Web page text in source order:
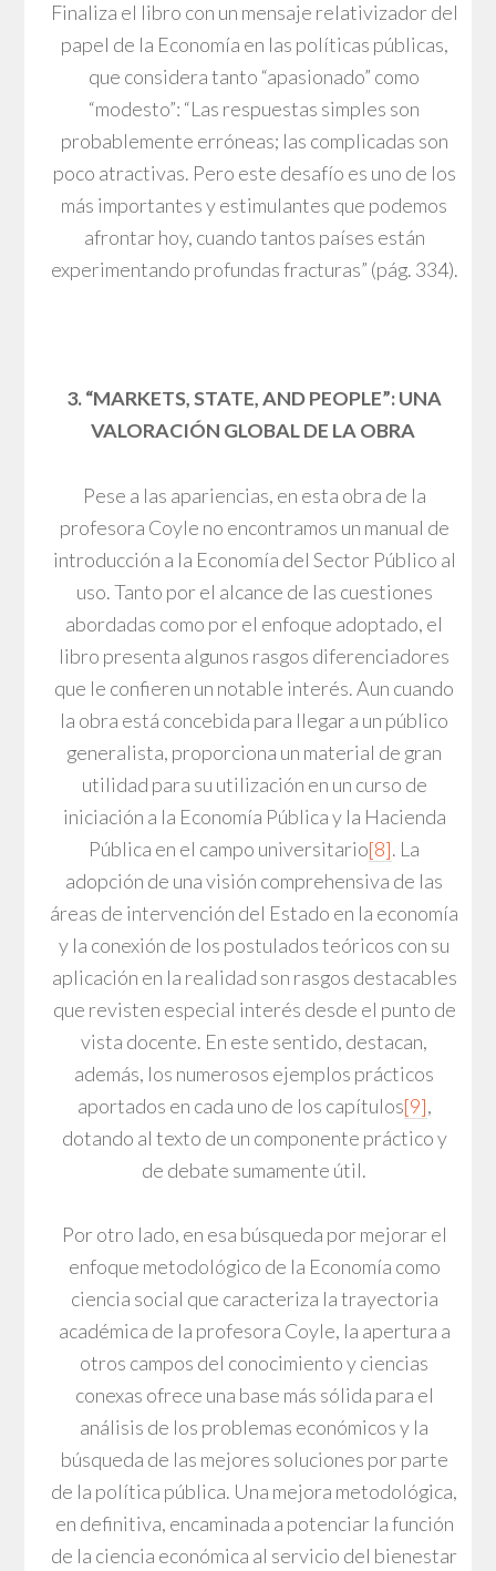
Finaliza el libro con un mensaje relativizador del
papel de la Economía en las políticas públicas,
que considera tanto “apasionado” como
“modesto”: “Las respuestas simples son
probablemente erróneas; las complicadas son
poco atractivas. Pero este desafío es uno de los
más importantes y estimulantes que podemos
afrontar hoy, cuando tantos países están
experimentando profundas fracturas” (pág. 334).
3. “MARKETS, STATE, AND PEOPLE”: UNA
VALORACIÓN GLOBAL DE LA OBRA
Pese a las apariencias, en esta obra de la
profesora Coyle no encontramos un manual de
introducción a la Economía del Sector Público al
uso. Tanto por el alcance de las cuestiones
abordadas como por el enfoque adoptado, el
libro presenta algunos rasgos diferenciadores
que le confieren un notable interés. Aun cuando
la obra está concebida para llegar a un público
generalista, proporciona un material de gran
utilidad para su utilización en un curso de
iniciación a la Economía Pública y la Hacienda
Pública en el campo universitario[8]. La
adopción de una visión comprehensiva de las
áreas de intervención del Estado en la economía
y la conexión de los postulados teóricos con su
aplicación en la realidad son rasgos destacables
que revisten especial interés desde el punto de
vista docente. En este sentido, destacan,
además, los numerosos ejemplos prácticos
aportados en cada uno de los capítulos[9],
dotando al texto de un componente práctico y
de debate sumamente útil.
Por otro lado, en esa búsqueda por mejorar el
enfoque metodológico de la Economía como
ciencia social que caracteriza la trayectoria
académica de la profesora Coyle, la apertura a
otros campos del conocimiento y ciencias
conexas ofrece una base más sólida para el
análisis de los problemas económicos y la
búsqueda de las mejores soluciones por parte
de la política pública. Una mejora metodológica,
en definitiva, encaminada a potenciar la función
de la ciencia económica al servicio del bienestar